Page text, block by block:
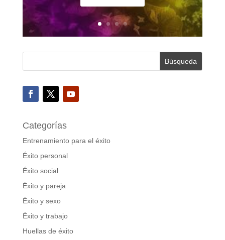
Categorías
Entrenamiento para el éxito
Éxito personal
Éxito social
Éxito y pareja
Éxito y sexo
Éxito y trabajo
Huellas de éxito